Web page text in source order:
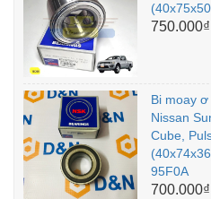
750.000₫
Bi moay
Nissan
Cube,
95F0A
700.000₫